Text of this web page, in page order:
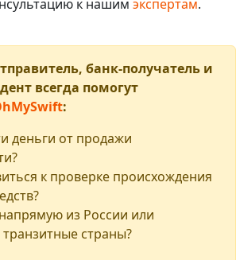
к нашим экспертам.
банк-получатель и
всегда помогут
:
деньги от продажи
к проверке происхождения
из России или
страны?